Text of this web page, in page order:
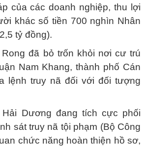
của các doanh nghiệp, thu lợi
khác số tiền 700 nghìn Nhân
tỷ đồng).
đã bỏ trốn khỏi nơi cư trú
Nam Khang, thành phố Cán
lệnh truy nã đối với đối tượng
Hải Dương đang tích cực phối
sát truy nã tội phạm (Bộ Công
chức năng hoàn thiện hồ sơ,